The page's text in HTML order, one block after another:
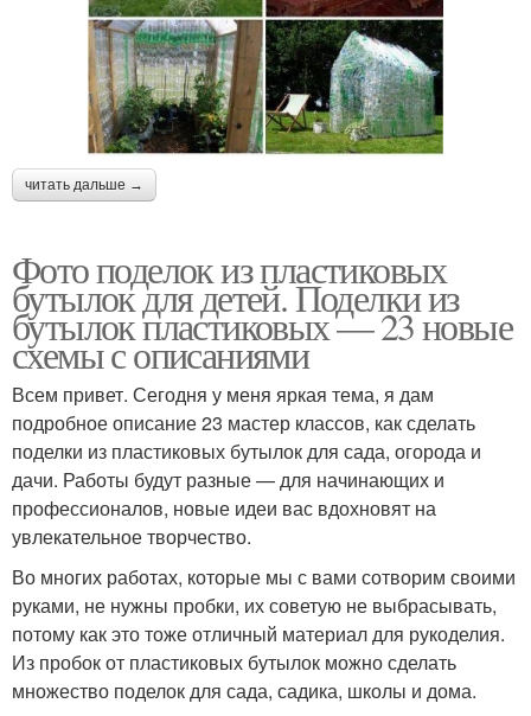
читать дальше →
Фото поделок из пластиковых
бутылок для детей. Поделки из
бутылок пластиковых — 23 новые
схемы с описаниями
Всем привет. Сегодня у меня яркая тема, я дам
подробное описание 23 мастер классов, как сделать
поделки из пластиковых бутылок для сада, огорода и
дачи. Работы будут разные — для начинающих и
профессионалов, новые идеи вас вдохновят на
увлекательное творчество.
Во многих работах, которые мы с вами сотворим своими
руками, не нужны пробки, их советую не выбрасывать,
потому как это тоже отличный материал для рукоделия.
Из пробок от пластиковых бутылок можно сделать
множество поделок для сада, садика, школы и дома.